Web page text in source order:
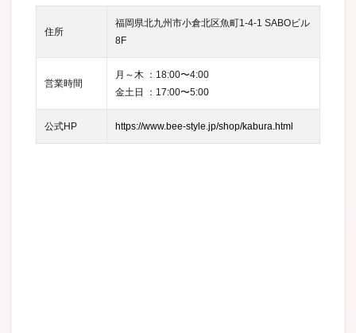
住所
福岡県北九州市小倉北区魚町1-4-1 SABOビル
8F
営業時間
月～木 ：18:00〜4:00
金土日 ：17:00〜5:00
公式HP https://www.bee-style.jp/shop/kabura.html